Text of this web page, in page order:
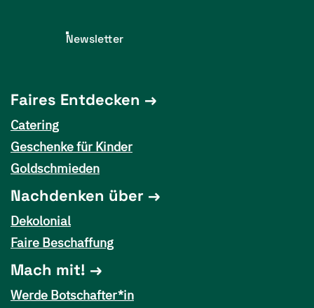
Newsletter
Faires Entdecken
Catering
Geschenke für Kinder
Goldschmieden
Nachdenken über
Dekolonial
Faire Beschaffung
Mach mit!
Werde Botschafter*in